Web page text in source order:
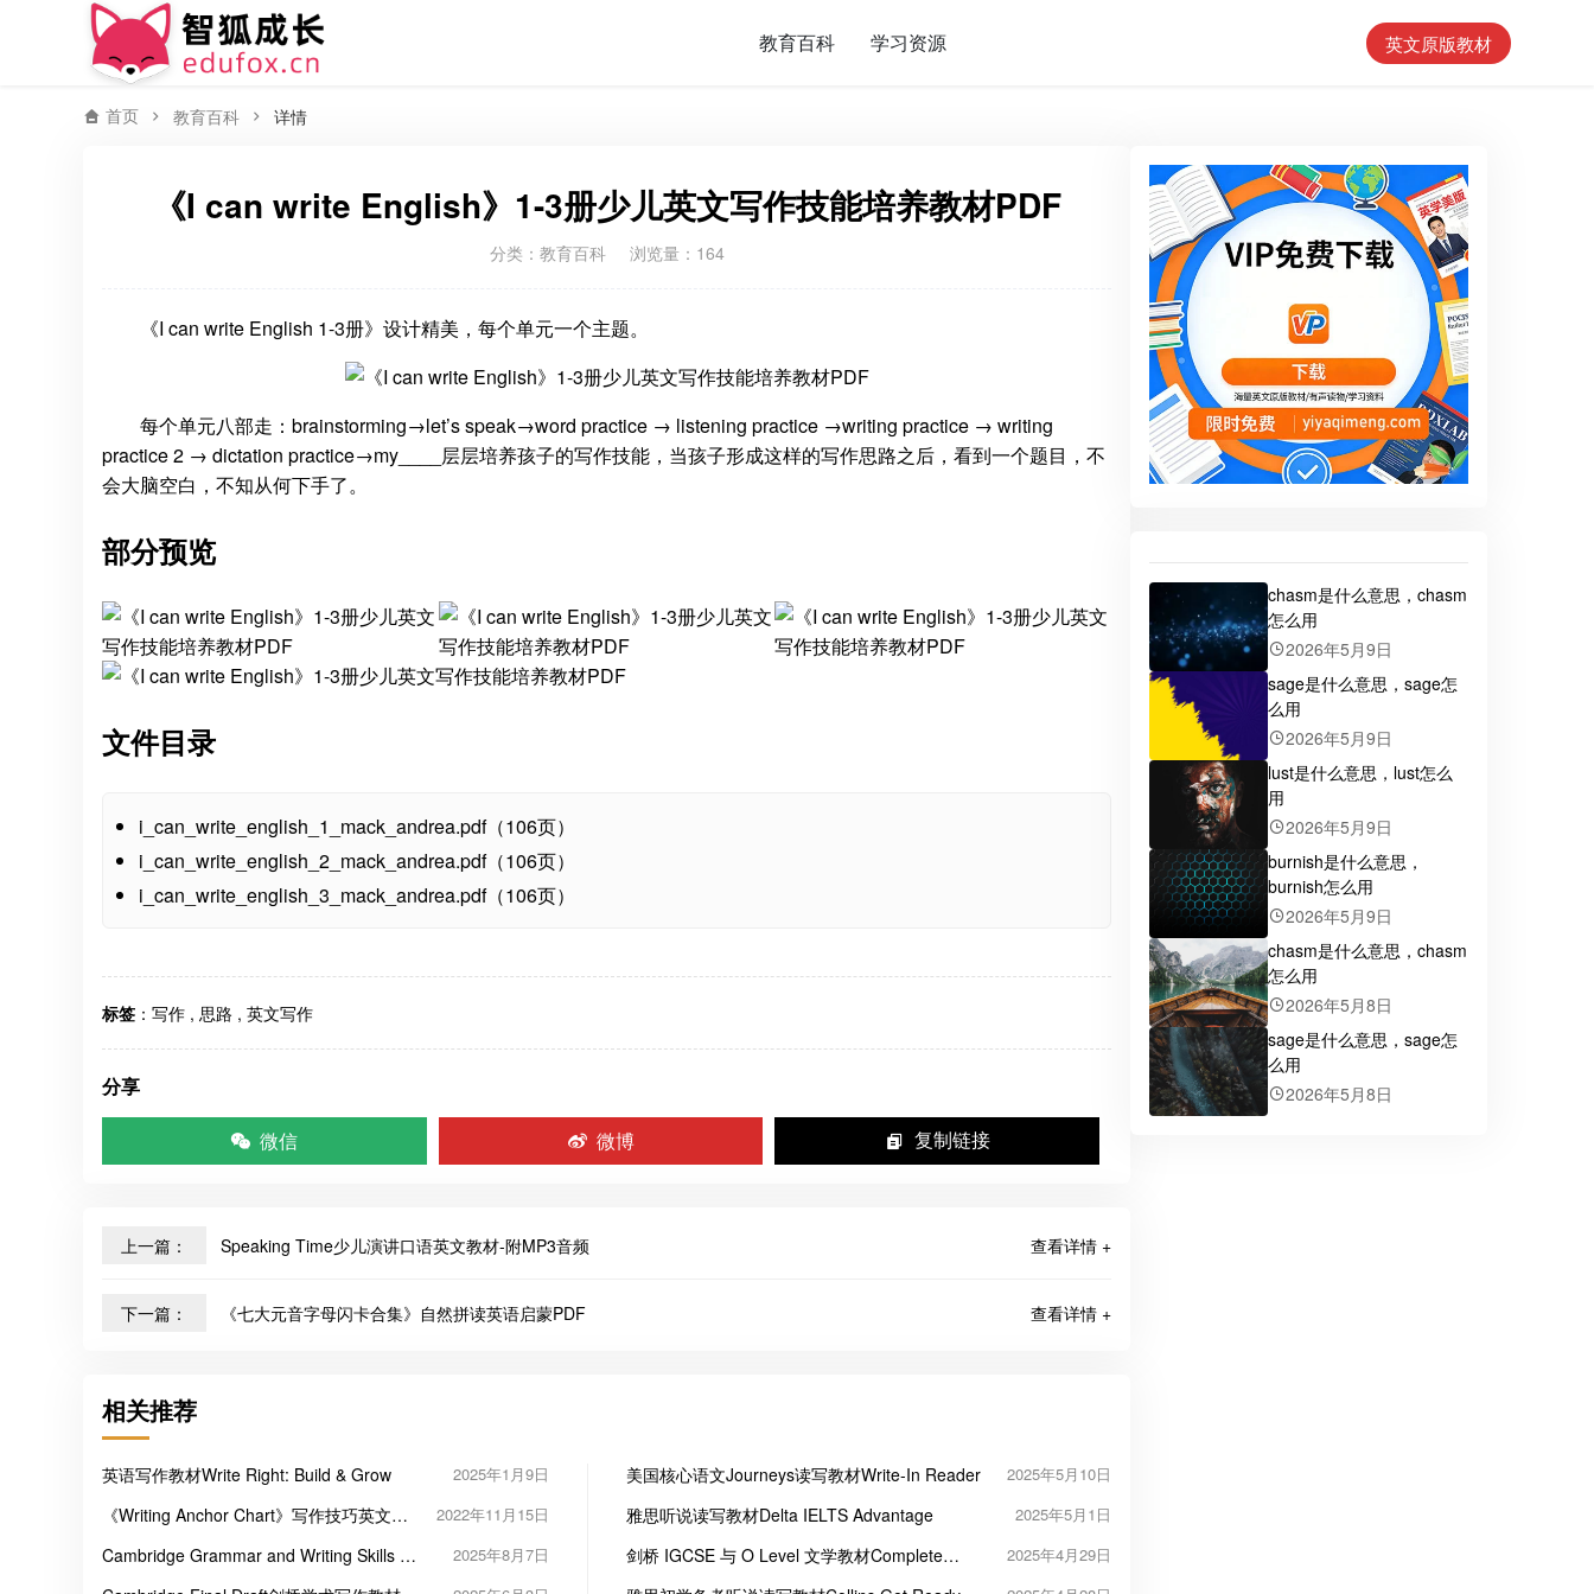
教育百科 学习资源 英文原版教材
首页 教育百科 详情
《I can write English》1-3册少儿英文写作技能培养教材PDF
分类： 教育百科 浏览量：164
《I can write English 1-3册》设计精美，每个单元一个主题。
每个单元八部走：brainstorming→let’s speak→word practice → listening practice →writing practice → writing
practice 2 → dictation practice→my____层层培养孩子的写作技能，当孩子形成这样的写作思路之后，看到一个题目，不
会大脑空白，不知从何下手了。
部分预览
文件目录
i_can_write_english_1_mack_andrea.pdf（106页）
i_can_write_english_2_mack_andrea.pdf（106页）
i_can_write_english_3_mack_andrea.pdf（106页）
标签 ： 写作 , 思路 , 英文写作
分享
微信
微博 复制链接
上一篇： 查看详情 +
Speaking Time少儿演讲口语英文教材-附MP3音频
下一篇： 查看详情 +
《七大元音字母闪卡合集》自然拼读英语启蒙PDF
相关推荐
英语写作教材Write Right: Build & Grow 2025年1月9日
《Writing Anchor Chart》写作技巧英文海
2022年11月15日
Cambridge Grammar and Writing Skills 语
2025年8月7日
美国核心语文Journeys读写教材Write-In Reader 2025年5月10日
雅思听说读写教材Delta IELTS Advantage 2025年5月1日
剑桥 IGCSE 与 O Level 文学教材Complete
2025年4月29日
chasm是什么意思，chasm
怎么用
2026年5月9日
sage是什么意思，sage怎
么用
2026年5月9日
lust是什么意思，lust怎么
用
2026年5月9日
burnish是什么意思，
burnish怎么用
2026年5月9日
chasm是什么意思，chasm
怎么用
2026年5月8日
sage是什么意思，sage怎
么用
2026年5月8日